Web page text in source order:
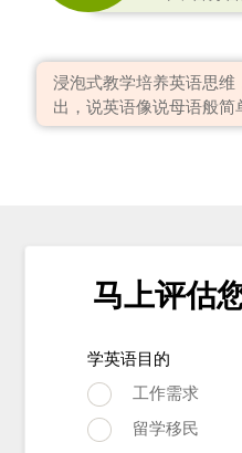
浸泡式教学培养英语思维
出，说英语像说母语般简
马上评估
学英语目的
工作需求
留学移民